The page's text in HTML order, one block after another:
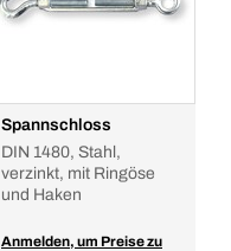
Spannschloss
DIN 1480, Stahl,
verzinkt, mit Ringöse
und Haken
Anmelden, um Preise zu